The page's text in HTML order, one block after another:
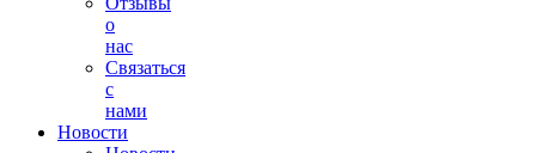
о
нас
Связаться
с
нами
Новости